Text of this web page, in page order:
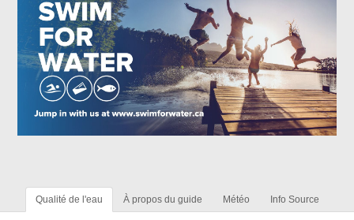
Qualité de l'eau À propos du guide Météo Info Source